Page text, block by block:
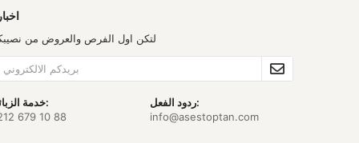
لتكن اول الفرص والعروض من
خدمة الزبائن:
679 10 88
ردود الفعل:
info@asestoptan.com